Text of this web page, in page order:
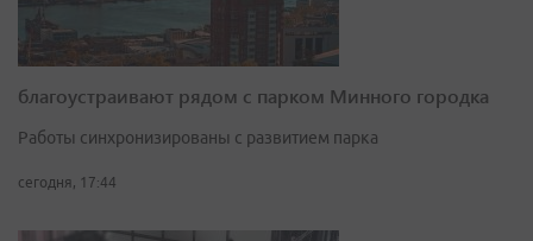
благоустраивают рядом с парком Минного городка
Работы синхронизированы с развитием парка
сегодня, 17:44